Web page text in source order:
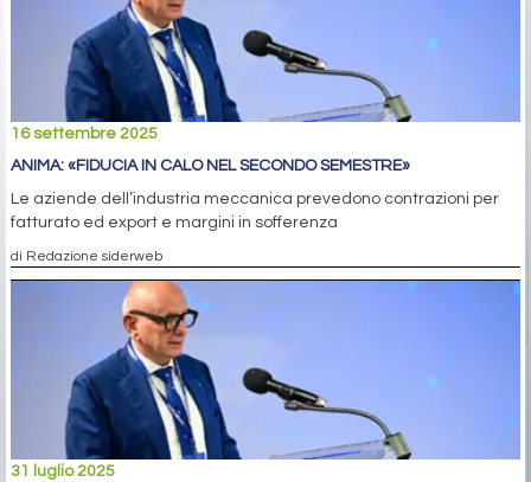
16 settembre 2025
ANIMA: «FIDUCIA IN CALO NEL SECONDO SEMESTRE»
Le aziende dell’industria meccanica prevedono contrazioni per
fatturato ed export e margini in sofferenza
di Redazione siderweb
31 luglio 2025